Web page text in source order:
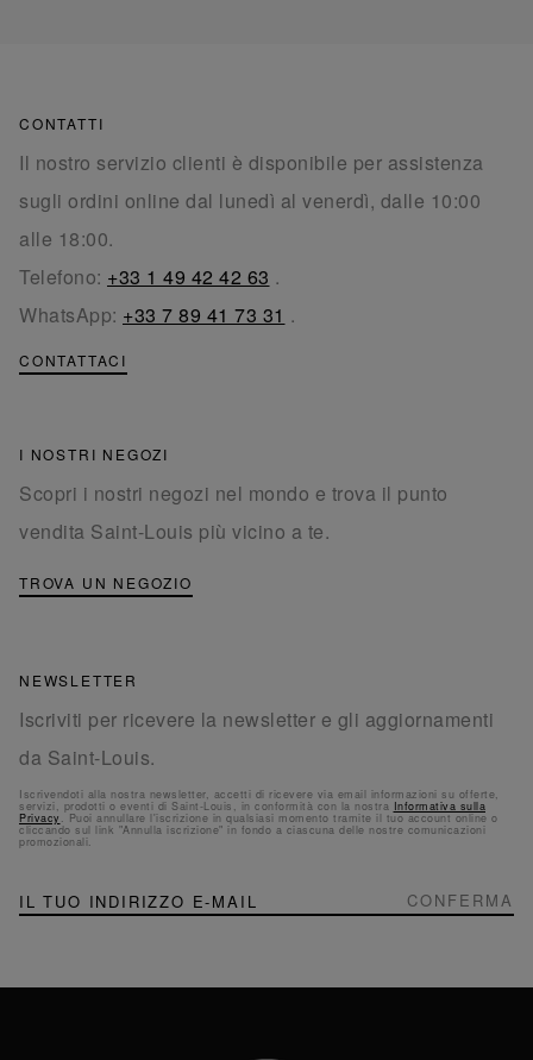
CONTATTI
Il nostro servizio clienti è disponibile per assistenza
sugli ordini online dal lunedì al venerdì, dalle 10:00
alle 18:00.
Telefono: +33 1 49 42 42 63 .
WhatsApp: +33 7 89 41 73 31 .
CONTATTACI
I NOSTRI NEGOZI
Scopri i nostri negozi nel mondo e trova il punto
vendita Saint-Louis più vicino a te.
TROVA UN NEGOZIO
NEWSLETTER
Iscriviti per ricevere la newsletter e gli aggiornamenti
da Saint-Louis.
Iscrivendoti alla nostra newsletter, accetti di ricevere via email informazioni su offerte,
servizi, prodotti o eventi di Saint-Louis, in conformità con la nostra Informativa sulla
Privacy . Puoi annullare l'iscrizione in qualsiasi momento tramite il tuo account online o
cliccando sul link "Annulla iscrizione" in fondo a ciascuna delle nostre comunicazioni
promozionali.
NEWSLETTER
Iscriviti
alla
CONFERMA